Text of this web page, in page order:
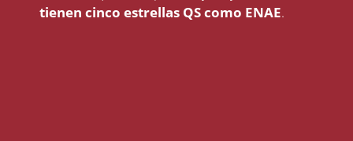
tienen cinco estrellas QS como ENAE.